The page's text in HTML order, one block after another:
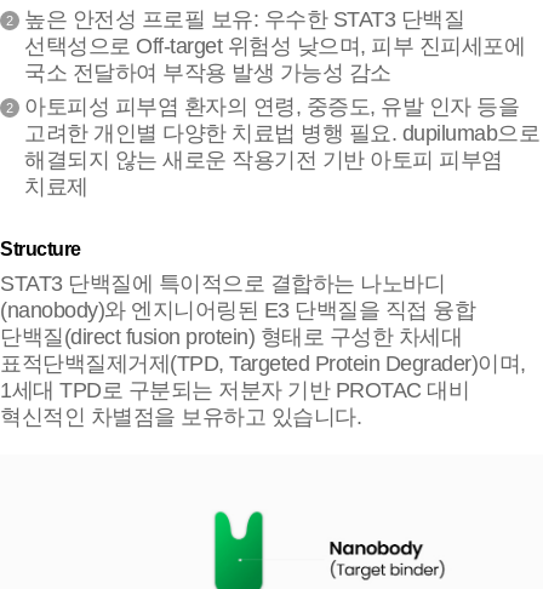
2
높은 안전성 프로필 보유: 우수한 STAT3 단백질
선택성으로 Off-target 위험성 낮으며, 피부 진피세포에
국소 전달하여 부작용 발생 가능성 감소
2
아토피성 피부염 환자의 연령, 중증도, 유발 인자 등을
고려한 개인별 다양한 치료법 병행 필요. dupilumab으로
해결되지 않는 새로운 작용기전 기반 아토피 피부염
치료제
Structure
STAT3 단백질에 특이적으로 결합하는 나노바디
(nanobody)와 엔지니어링된 E3 단백질을 직접 융합
단백질(direct fusion protein) 형태로 구성한 차세대
표적단백질제거제(TPD, Targeted Protein Degrader)이며,
1세대 TPD로 구분되는 저분자 기반 PROTAC 대비
혁신적인 차별점을 보유하고 있습니다.